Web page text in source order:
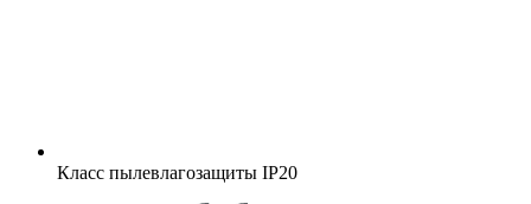
Класс пылевлагозащиты IP20